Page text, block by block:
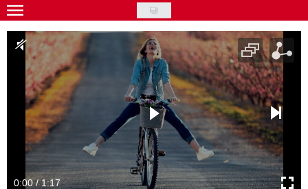
Skip
to
main
content
Gwiazdy
Ludzie
Moda
Uroda
Styl życia
Kultura
0:00 / 1:17